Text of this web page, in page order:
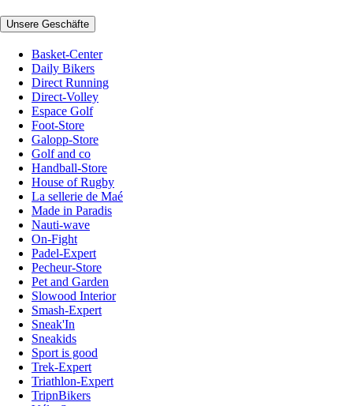
Unsere Geschäfte
Basket-Center
Daily Bikers
Direct Running
Direct-Volley
Espace Golf
Foot-Store
Galopp-Store
Golf and co
Handball-Store
House of Rugby
La sellerie de Maé
Made in Paradis
Nauti-wave
On-Fight
Padel-Expert
Pecheur-Store
Pet and Garden
Slowood Interior
Smash-Expert
Sneak'In
Sneakids
Sport is good
Trek-Expert
Triathlon-Expert
TripnBikers